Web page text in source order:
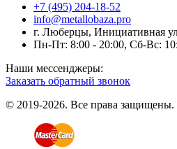
+7 (495) 204-18-52
info@metallobaza.pro
г. Люберцы, Инициативная
Пн-Пт: 8:00 - 20:00, Сб-Вс:
Наши мессенджеры:
Заказать обратный звонок
© 2019-2026. Все права защищены.